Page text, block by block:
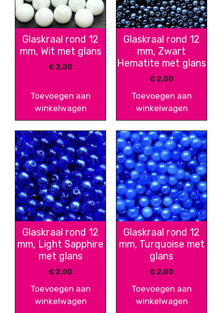
Glaskraal rond 12
mm, Wit met glans
€ 2,00
Toevoegen aan
winkelwagen
Glaskraal rond 12
mm, Zwart
Hematite met glans
€ 2,00
Toevoegen aan
winkelwagen
Glaskraal rond 12
mm, Light Sapphire
met glans
€ 2,00
Toevoegen aan
winkelwagen
Glaskraal rond 12
mm, Turquoise met
glans
€ 2,00
Toevoegen aan
winkelwagen